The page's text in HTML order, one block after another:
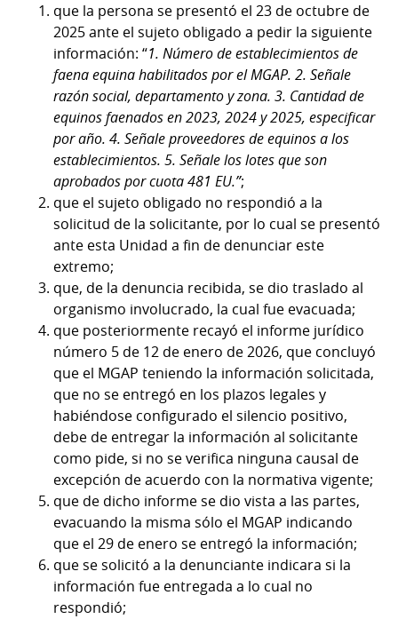
que la persona se presentó el 23 de octubre de
2025 ante el sujeto obligado a pedir la siguiente
información: “1. Número de establecimientos de
faena equina habilitados por el MGAP. 2. Señale
razón social, departamento y zona. 3. Cantidad de
equinos faenados en 2023, 2024 y 2025, especificar
por año. 4. Señale proveedores de equinos a los
establecimientos. 5. Señale los lotes que son
aprobados por cuota 481 EU.”;
que el sujeto obligado no respondió a la
solicitud de la solicitante, por lo cual se presentó
ante esta Unidad a fin de denunciar este
extremo;
que, de la denuncia recibida, se dio traslado al
organismo involucrado, la cual fue evacuada;
que posteriormente recayó el informe jurídico
número 5 de 12 de enero de 2026, que concluyó
que el MGAP teniendo la información solicitada,
que no se entregó en los plazos legales y
habiéndose configurado el silencio positivo,
debe de entregar la información al solicitante
como pide, si no se verifica ninguna causal de
excepción de acuerdo con la normativa vigente;
que de dicho informe se dio vista a las partes,
evacuando la misma sólo el MGAP indicando
que el 29 de enero se entregó la información;
que se solicitó a la denunciante indicara si la
información fue entregada a lo cual no
respondió;